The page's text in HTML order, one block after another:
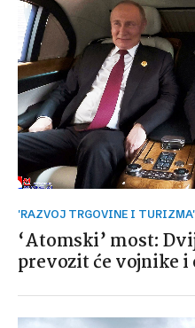
'RAZVOJ TRGOVINE I TURIZMA'
‘Atomski’ most:
prevozit će vojnike i